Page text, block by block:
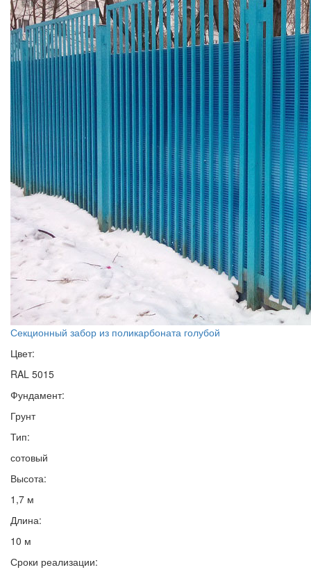
Секционный забор из поликарбоната голубой
Цвет:
RAL 5015
Фундамент:
Грунт
Тип:
сотовый
Высота:
1,7 м
Длина:
10 м
Сроки реализации: